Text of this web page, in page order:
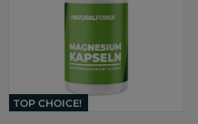
TOP CHOICE!